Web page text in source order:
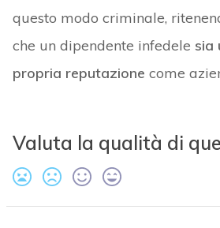
questo modo criminale,
che un dipendente infedele sia
propria reputazione come
Valuta la qualità di